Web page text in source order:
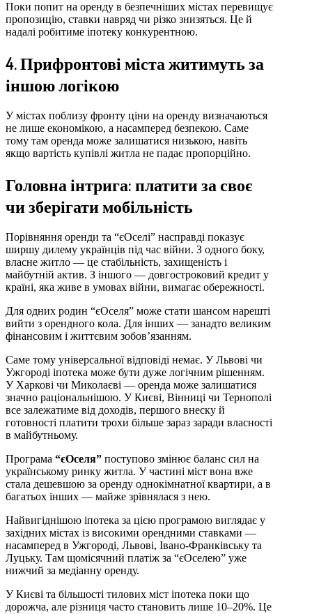
Поки попит на оренду в безпечніших містах перевищує
пропозицію, ставки навряд чи різко знизяться. Це й
надалі робитиме іпотеку конкурентною.
4. Прифронтові міста житимуть за
іншою логікою
У містах поблизу фронту ціни на оренду визначаються
не лише економікою, а насамперед безпекою. Саме
тому там оренда може залишатися низькою, навіть
якщо вартість купівлі житла не падає пропорційно.
Головна інтрига: платити за своє
чи зберігати мобільність
Порівняння оренди та “єОселі” насправді показує
ширшу дилему українців під час війни. З одного боку,
власне житло — це стабільність, захищеність і
майбутній актив. З іншого — довгостроковий кредит у
країні, яка живе в умовах війни, вимагає обережності.
Для одних родин “єОселя” може стати шансом нарешті
вийти з орендного кола. Для інших — занадто великим
фінансовим і життєвим зобов’язанням.
Саме тому універсальної відповіді немає. У Львові чи
Ужгороді іпотека може бути дуже логічним рішенням.
У Харкові чи Миколаєві — оренда може залишатися
значно раціональнішою. У Києві, Вінниці чи Тернополі
все залежатиме від доходів, першого внеску й
готовності платити трохи більше зараз заради власності
в майбутньому.
Програма “єОселя” поступово змінює баланс сил на
українському ринку житла. У частині міст вона вже
стала дешевшою за оренду однокімнатної квартири, а в
багатьох інших — майже зрівнялася з нею.
Найвигіднішою іпотека за цією програмою виглядає у
західних містах із високими орендними ставками —
насамперед в Ужгороді, Львові, Івано-Франківську та
Луцьку. Там щомісячний платіж за “єОселею” уже
нижчий за медіанну оренду.
У Києві та більшості тилових міст іпотека поки що
дорожча, але різниця часто становить лише 10–20%. Це